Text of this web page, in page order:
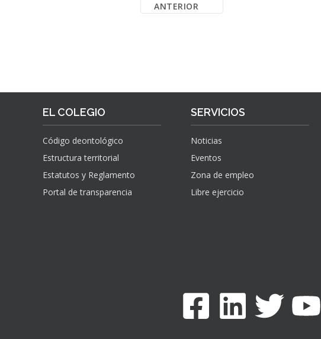
ANTERIOR
EL COLEGIO
Código deontológico
Estructura territorial
Estatutos y Reglamento
Portal de transparencia
SERVICIOS
Noticias
Eventos
Zona de empleo
Libre ejercicio